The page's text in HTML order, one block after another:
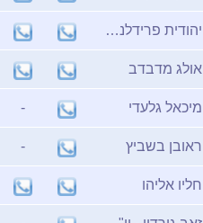
יהודית פרידלנדר, ליאורה פרידלנדר
אולג מדבדב
מיכאל גלעדי -
ראובן בשביץ -
חליו אליהו